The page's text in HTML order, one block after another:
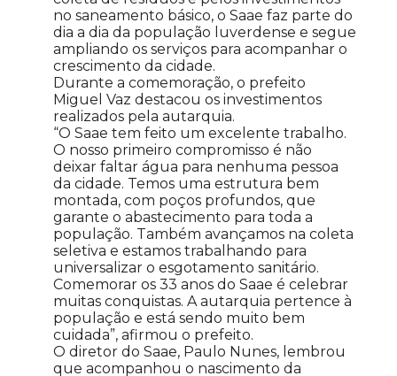
no saneamento básico, o Saae faz parte do
dia a dia da população luverdense e segue
ampliando os serviços para acompanhar o
crescimento da cidade.
Durante a comemoração, o prefeito
Miguel Vaz destacou os investimentos
realizados pela autarquia.
“O Saae tem feito um excelente trabalho.
O nosso primeiro compromisso é não
deixar faltar água para nenhuma pessoa
da cidade. Temos uma estrutura bem
montada, com poços profundos, que
garante o abastecimento para toda a
população. Também avançamos na coleta
seletiva e estamos trabalhando para
universalizar o esgotamento sanitário.
Comemorar os 33 anos do Saae é celebrar
muitas conquistas. A autarquia pertence à
população e está sendo muito bem
cuidada”, afirmou o prefeito.
O diretor do Saae, Paulo Nunes, lembrou
que acompanhou o nascimento da